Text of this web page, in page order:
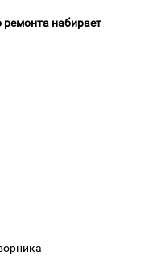
набирает